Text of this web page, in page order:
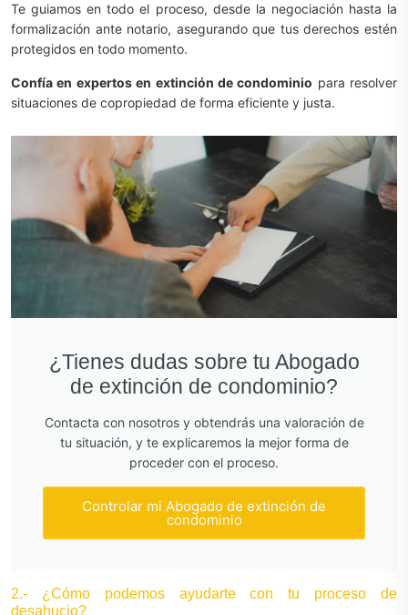
Te guiamos en todo el proceso, desde la negociación hasta la
formalización ante notario, asegurando que tus derechos estén
protegidos en todo momento.
Confía en expertos en extinción de condominio para resolver
situaciones de copropiedad de forma eficiente y justa.
¿Tienes dudas sobre tu Abogado
de extinción de condominio?
Contacta con nosotros y obtendrás una valoración de
tu situación, y te explicaremos la mejor forma de
proceder con el proceso.
Controlar mi Abogado de extinción de
condominio
2.- ¿Cómo podemos ayudarte con tu proceso de
desahucio?